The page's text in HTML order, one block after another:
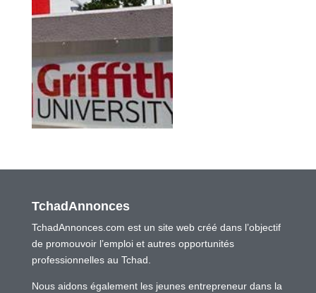
TchadAnnonces
TchadAnnonces.com est un site web créé dans l’objectif
de promouvoir l’emploi et autres opportunités
professionnelles au Tchad.
Nous aidons également les jeunes entrepreneur dans la